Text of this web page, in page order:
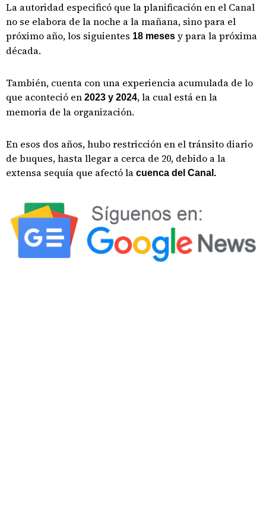
La autoridad especificó que la planificación en el Canal
no se elabora de la noche a la mañana, sino para el
próximo año, los siguientes 18 meses y para la próxima
década.
También, cuenta con una experiencia acumulada de lo
que aconteció en 2023 y 2024, la cual está en la
memoria de la organización.
En esos dos años, hubo restricción en el tránsito diario
de buques, hasta llegar a cerca de 20, debido a la
extensa sequía que afectó la cuenca del Canal.